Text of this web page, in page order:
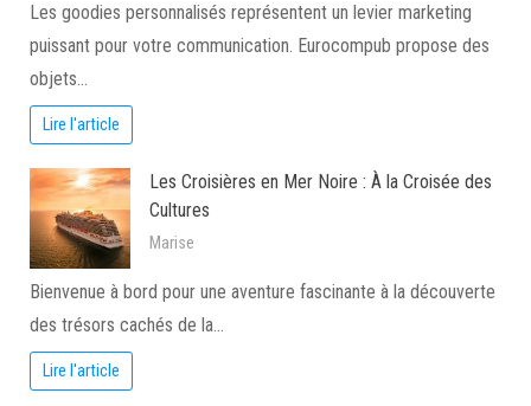
Les goodies personnalisés représentent un levier marketing
puissant pour votre communication. Eurocompub propose des
objets…
Lire l'article
Les Croisières en Mer Noire : À la Croisée des
Cultures
Marise
Bienvenue à bord pour une aventure fascinante à la découverte
des trésors cachés de la…
Lire l'article